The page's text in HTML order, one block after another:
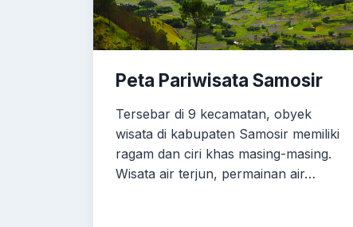
Peta Pariwisata Samosir
Tersebar di 9 kecamatan, obyek
wisata di kabupaten Samosir memiliki
ragam dan ciri khas masing-masing.
Wisata air terjun, permainan air…